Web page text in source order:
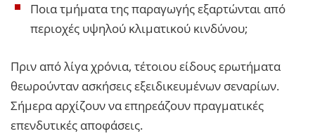
Ποια τμήματα της παραγωγής εξαρτώνται από
περιοχές υψηλού κλιματικού κινδύνου;
Πριν από λίγα χρόνια, τέτοιου είδους ερωτήματα
θεωρούνταν ασκήσεις εξειδικευμένων σεναρίων.
Σήμερα αρχίζουν να επηρεάζουν πραγματικές
επενδυτικές αποφάσεις.